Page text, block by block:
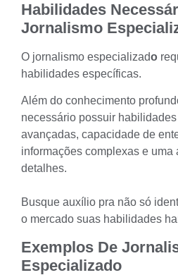
Habilidades
Jornalismo
O jornalismo especializado
habilidades específicas.
Além do conhecimento
necessário possuir
avançadas, capacidade de
informações complexas e
detalhes.
Busque auxílio pra não só
o mercado suas habilidades
Exemplos De
Especializado